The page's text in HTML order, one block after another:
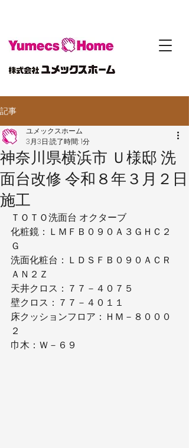
記事
神奈川県横浜市 Ｕ様邸 洗
面台改修 令和８年３月２日
施工
ユメックスホーム
3月3日 読了時間: 1分
ＴＯＴＯ洗面台 オクターブ
化粧鏡：ＬＭＦＢ０９０Ａ３ＧＨＣ２
Ｇ
洗面化粧台：ＬＤＳＦＢ０９０ＡＣＲ
ＡＮ２Ｚ
天井クロス：７７－４０７５
壁クロス：７７－４０１１
床クッションフロア：ＨＭ－８０００
２
巾木：Ｗ－６９